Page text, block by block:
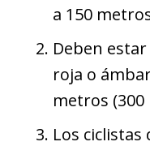
a 150
Deben
roja o
metros (300
Los